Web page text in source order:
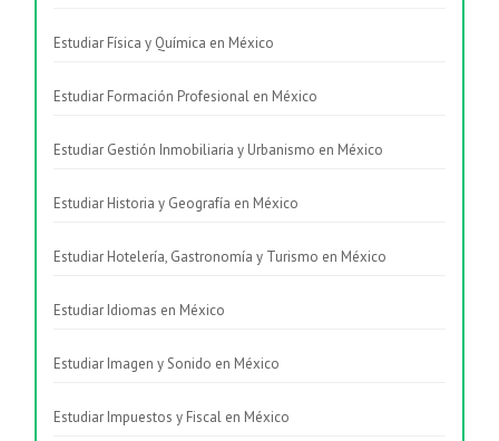
Estudiar Física y Química en México
Estudiar Formación Profesional en México
Estudiar Gestión Inmobiliaria y Urbanismo en México
Estudiar Historia y Geografía en México
Estudiar Hotelería, Gastronomía y Turismo en México
Estudiar Idiomas en México
Estudiar Imagen y Sonido en México
Estudiar Impuestos y Fiscal en México